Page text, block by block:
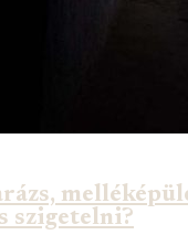
szigetelni?